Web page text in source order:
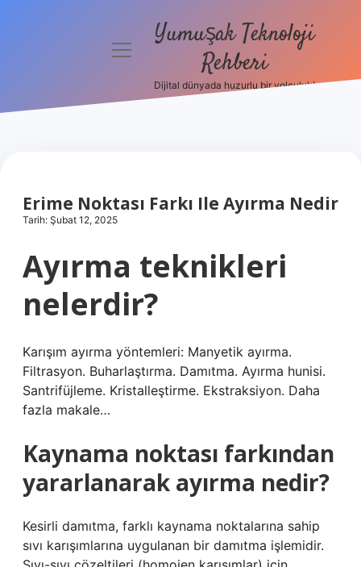
Hakkımızda
menüyüYumuşak Teknoloji
Rehberi
Dijital dünyada huzurlu bir yolculuk!
Erime Noktası Farkı Ile Ayırma Nedir
Tarih: Şubat 12, 2025
Ayırma teknikleri
nelerdir?
Karışım ayırma yöntemleri: Manyetik ayırma.
Filtrasyon. Buharlaştırma. Damıtma. Ayırma hunisi.
Santrifüjleme. Kristalleştirme. Ekstraksiyon. Daha
fazla makale…
Kaynama noktası farkından
yararlanarak ayırma nedir?
Kesirli damıtma, farklı kaynama noktalarına sahip
sıvı karışımlarına uygulanan bir damıtma işlemidir.